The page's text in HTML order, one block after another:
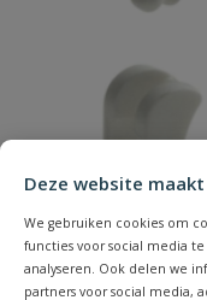
Deze website
We gebruiken cookies om
functies voor social media
analyseren. Ook delen we
partners voor social media,